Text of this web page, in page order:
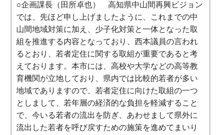
○企画課長（田所卓也） 高知県中山間再興ビジョン
では、先ほど申し上げましたように、これまでの中
山間地域対策に加え、少子化対策と一体となった取
組を推進する内容となっており、西本議員の言われ
るとおり、若者定住に関する取組が重要であると考
えております。本市には、高校や大学などの高等教
育機関が立地しており、県内では比較的若者が多い
地域でありますので、若者定住に向けた取組の一つ
としまして、若年層の経済的な負担を軽減すること
で、今いる若者の流出を防ぎ、あわせまして県外に
流出した若者を呼び戻すための施策を進めてまいり